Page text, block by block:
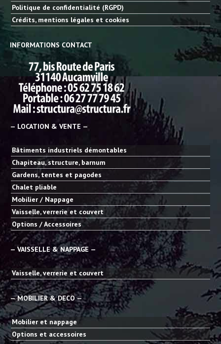
Politique de confidentialité (RGPD)
Crédits, mentions légales et cookies
INFORMATIONS CONTACT
— LOCATION & VENTE —
Bâtiments industriels démontables
Chapiteau, structure, barnum
Gardens, tentes et pagodes
Chalet pliable
Mobilier / Nappage
Vaisselle, verrerie et couvert
Options / Accessoires
— VAISSELLE & NAPPAGE —
Vaisselle, verrerie et couvert
— MOBILIER & DECO —
Mobilier et nappage
Options et accessoires